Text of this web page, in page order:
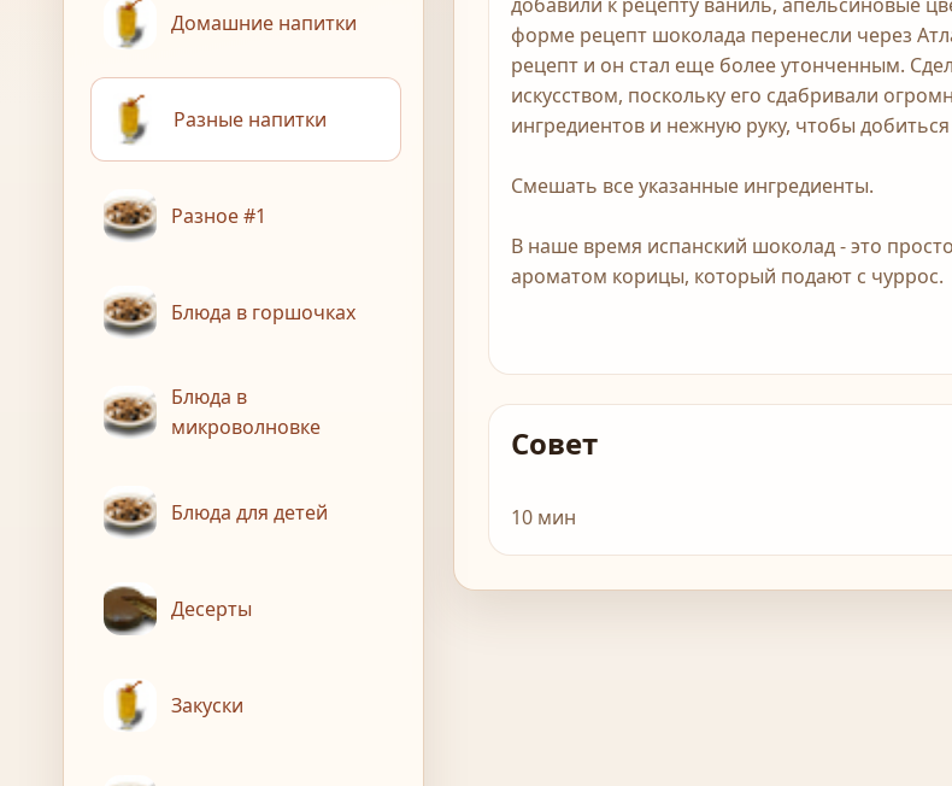
Домашние напитки
Разные напитки
Разное #1
Блюда в горшочках
Блюда в
микроволновке
Блюда для детей
Десерты
Закуски
форме рецепт шоколада перенесли через
рецепт и он стал еще более утонченным.
искусством, поскольку его сдабривали
ингредиентов и нежную руку, чтобы
Смешать все указанные ингредиенты.
В наше время испанский шоколад - это
ароматом корицы, который подают с чуррос.
Совет
10 мин